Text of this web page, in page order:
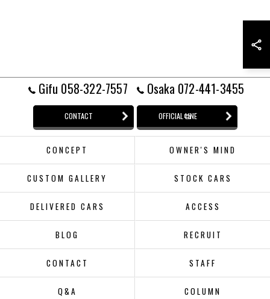
Gifu 058-322-7557 Osaka 072-441-3455
CONTACT OFFICIAL LINE
CONCEPT OWNER'S MIND
CUSTOM GALLERY STOCK CARS
DELIVERED CARS ACCESS
BLOG RECRUIT
CONTACT STAFF
Q&A COLUMN